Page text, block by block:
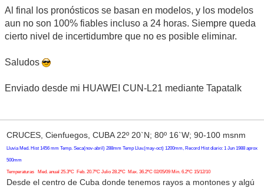
Al final los pronósticos se basan en modelos, y los modelos
aun no son 100% fiables incluso a 24 horas. Siempre queda
cierto nivel de incertidumbre que no es posible eliminar.
Saludos
Enviado desde mi HUAWEI CUN-L21 mediante Tapatalk
CRUCES, Cienfuegos, CUBA 22º 20`N; 80º 16`W; 90-100 msnm
Lluvia Med. Hist 1456 mm Temp. Seca(nov-abril) 288mm Temp Lluv.(may-oct) 1200mm, Record Hist diario: 1 Jun 1988 aprox
500mm
Temperaturas Med. anual 25.3ºC Feb. 20.7ºC Julio 28.2ºC Max. 36.2ºC 02/05/09 Min. 6.2ºC 15/12/10
Desde el centro de Cuba donde tenemos rayos a montones y algú